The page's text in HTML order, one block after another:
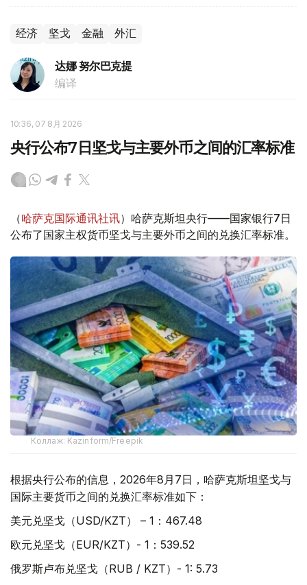
经济 坚戈 金融 外汇
达娜 努尔巴克提
编译
10:36, 07 8月 2026
央行公布7日坚戈与主要外币之间的汇率标准
（哈萨克国际通讯社讯）哈萨克斯坦央行——国家银行7日
公布了国家主权货币坚戈与主要外币之间的兑换汇率标准。
Коллаж: Kazinform/Freepik
根据央行公布的信息，2026年8月7日，哈萨克斯坦坚戈与
国际主要货币之间的兑换汇率标准如下：
美元兑坚戈（USD/KZT） – 1：467.48
欧元兑坚戈（EUR/KZT）- 1：539.52
俄罗斯卢布兑坚戈（RUB / KZT）- 1: 5.73